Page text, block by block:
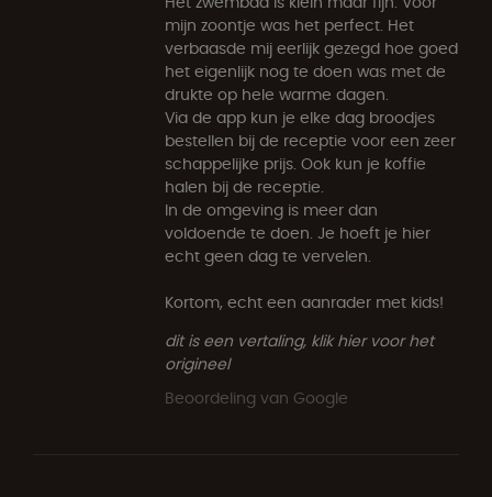
mijn zoontje was het perfect. Het
verbaasde mij eerlijk gezegd hoe goed
het eigenlijk nog te doen was met de
drukte op hele warme dagen.
Via de app kun je elke dag broodjes
bestellen bij de receptie voor een zeer
schappelijke prijs. Ook kun je koffie
halen bij de receptie.
In de omgeving is meer dan
voldoende te doen. Je hoeft je hier
echt geen dag te vervelen.
Kortom, echt een aanrader met kids!
dit is een vertaling, klik hier voor het
origineel
Beoordeling van Google